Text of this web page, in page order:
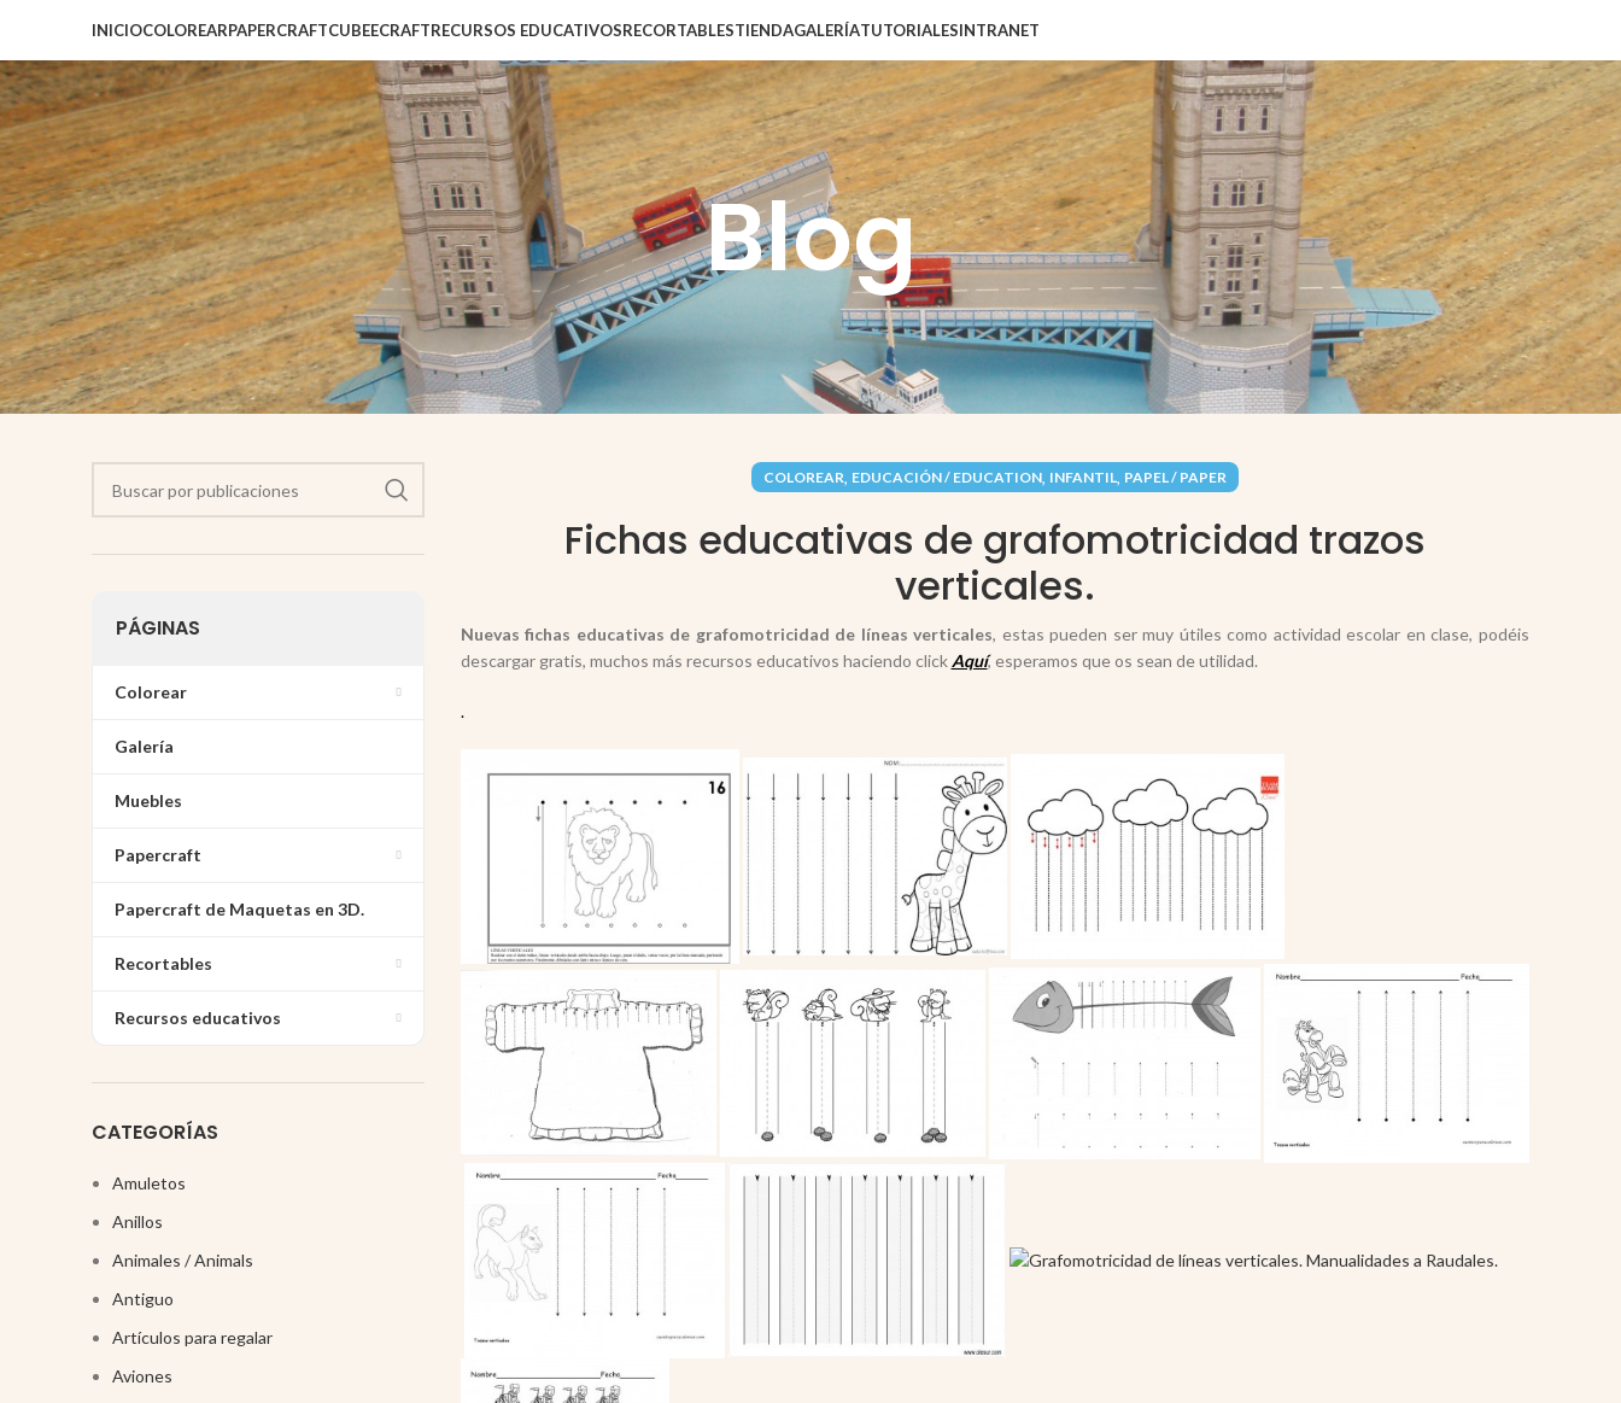
INICIOCOLOREARPAPERCRAFTCUBEECRAFTRECURSOS EDUCATIVOSRECORTABLESTIENDAGALERÍATUTORIALESINTRANET
Blog
COLOREAR, EDUCACIÓN / EDUCATION, INFANTIL, PAPEL / PAPER
Fichas educativas de grafomotricidad trazos
verticales.
Nuevas fichas educativas de grafomotricidad de líneas verticales, estas pueden ser muy útiles como actividad escolar en clase, podéis
descargar gratis, muchos más recursos educativos haciendo click Aquí, esperamos que os sean de utilidad.
.
PÁGINAS
Colorear
Galería
Muebles
Papercraft
Papercraft de Maquetas en 3D.
Recortables
Recursos educativos
CATEGORÍAS
Amuletos
Anillos
Animales / Animals
Antiguo
Artículos para regalar
Aviones